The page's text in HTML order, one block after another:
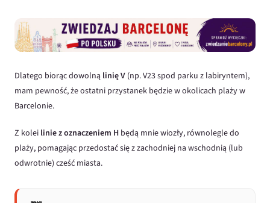
Dlatego biorąc dowolną linię V (np. V23 spod parku z labiryntem),
mam pewność, że ostatni przystanek będzie w okolicach plaży w
Barcelonie.
Z kolei linie z oznaczeniem H będą mnie wiozły, równolegle do
plaży, pomagając przedostać się z zachodniej na wschodnią (lub
odwrotnie) cześć miasta.